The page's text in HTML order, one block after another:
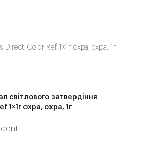
Direct Color Ref 1×1г охра, охра, 1г
світлового затвердіння
1×1г охра, охра, 1г